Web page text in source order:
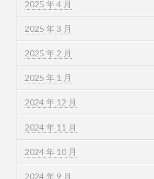
2025 年 4 月
2025 年 3 月
2025 年 2 月
2025 年 1 月
2024 年 12 月
2024 年 11 月
2024 年 10 月
2024 年 9 月